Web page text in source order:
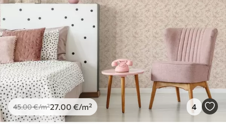
45.00€/m²27.00 €/m² 4